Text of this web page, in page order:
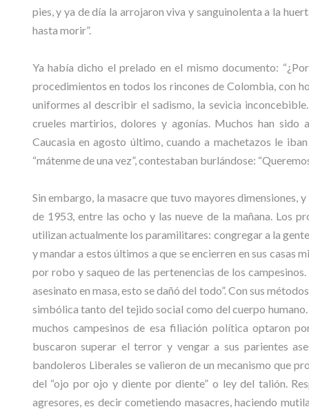
pies, y ya de día la arrojaron viva y sanguinolenta a la
hasta morir”.
Ya había dicho el prelado en el mismo documento:
procedimientos en todos los rincones de Colombia, con
uniformes al describir el sadismo, la sevicia
crueles martirios, dolores y agonías. Muchos han
Caucasia en agosto último, cuando a machetazos le
“mátenme de una vez”, contestaban burlándose:
Sin embargo, la masacre que tuvo mayores
de 1953, entre las ocho y las nueve de la mañana. Los
utilizan actualmente los paramilitares: congregar a la
y mandar a estos últimos a que se encierren en sus casas
por robo y saqueo de las pertenencias de los
asesinato en masa, esto se dañó del todo”. Con sus
simbólica tanto del tejido social como del cuerpo
muchos campesinos de esa filiación política optaron
buscaron superar el terror y vengar a sus parientes
bandoleros Liberales se valieron de un mecanismo que
del “ojo por ojo y diente por diente” o ley del talión.
agresores, es decir cometiendo masacres, haciendo